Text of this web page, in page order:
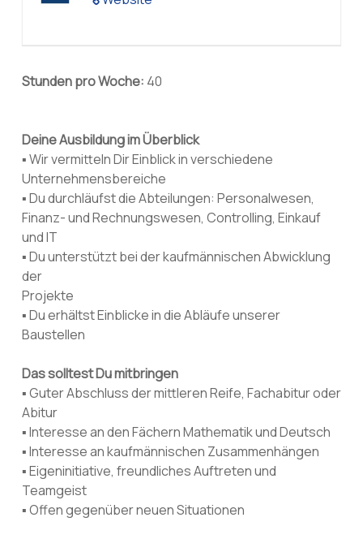
Stunden pro Woche: 40
Deine Ausbildung im Überblick
▪ Wir vermitteln Dir Einblick in verschiedene
Unternehmensbereiche
▪ Du durchläufst die Abteilungen: Personalwesen,
Finanz- und Rechnungswesen, Controlling, Einkauf
und IT
▪ Du unterstützt bei der kaufmännischen Abwicklung
der
Projekte
▪ Du erhältst Einblicke in die Abläufe unserer
Baustellen
Das solltest Du mitbringen
▪ Guter Abschluss der mittleren Reife, Fachabitur oder
Abitur
▪ Interesse an den Fächern Mathematik und Deutsch
▪ Interesse an kaufmännischen Zusammenhängen
▪ Eigeninitiative, freundliches Auftreten und
Teamgeist
▪ Offen gegenüber neuen Situationen